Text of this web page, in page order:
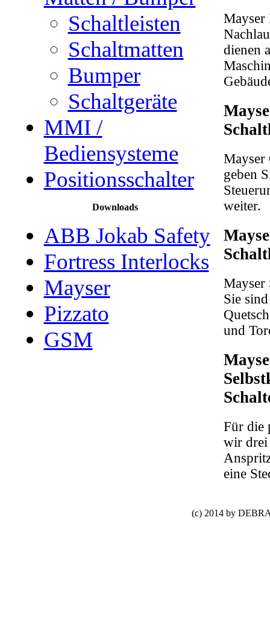
Schaltleisten
Schaltmatten
Bumper
Schaltgeräte
MMI /
Bediensysteme
Positionsschalter
Downloads
ABB Jokab Safety
Fortress Interlocks
Mayser
Pizzato
GSM
Mayser
dienen
Mayser
geben
weiter.
Mayser
Sie
und
Für die
wir drei
eine
(c) 2014 by